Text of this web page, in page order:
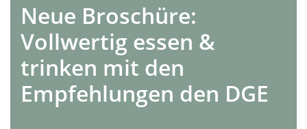
Neue Broschüre:
Vollwertig essen &
trinken mit den
Empfehlungen den DGE